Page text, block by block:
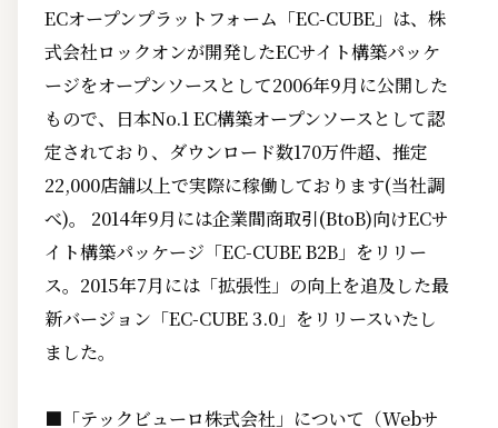
ECオープンプラットフォーム「EC-CUBE」は、株
式会社ロックオンが開発したECサイト構築パッケ
ージをオープンソースとして2006年9月に公開した
もので、日本No.1 EC構築オープンソースとして認
定されており、ダウンロード数170万件超、推定
22,000店舗以上で実際に稼働しております(当社調
べ)。 2014年9月には企業間商取引(BtoB)向けECサ
イト構築パッケージ「EC-CUBE B2B」をリリー
ス。2015年7月には「拡張性」の向上を追及した最
新バージョン「EC-CUBE 3.0」をリリースいたし
ました。
■「テックビューロ株式会社」について（Webサ